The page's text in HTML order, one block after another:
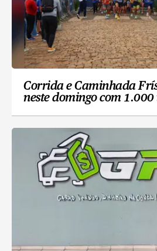
Corrida e Caminhada
neste domingo com 1.000